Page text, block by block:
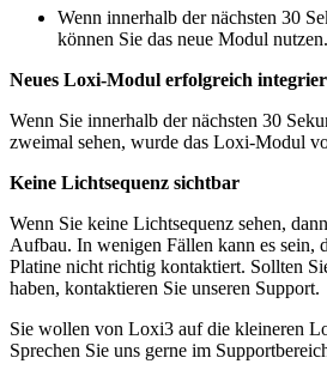
Wenn innerhalb der nächsten 30
können Sie das neue Modul nutzen.
Neues Loxi-Modul erfolgreich
Wenn Sie innerhalb der nächsten 30
zweimal sehen, wurde das Loxi-Modul
Keine Lichtsequenz sichtbar
Wenn Sie keine Lichtsequenz sehen,
Aufbau. In wenigen Fällen kann es sein,
Platine nicht richtig kontaktiert. Sollten
haben, kontaktieren Sie unseren Support.
Sie wollen von Loxi3 auf die kleineren
Sprechen Sie uns gerne im